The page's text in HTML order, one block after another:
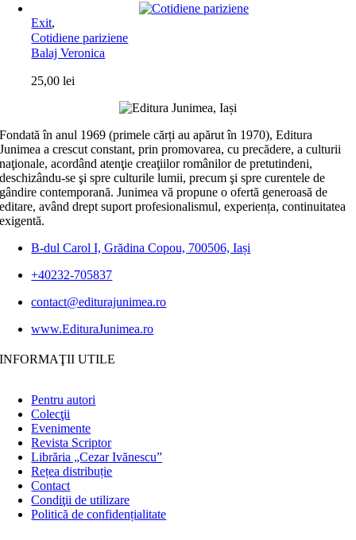
Exit,
Cotidiene pariziene
Balaj Veronica
25,00lei
Fondată în anul 1969 (primele cărți au apărut în 1970), Editura
Junimea a crescut constant, prin promovarea, cu precădere, a culturii
naţionale, acordând atenţie creaţiilor românilor de pretutindeni,
deschizându-se şi spre culturile lumii, precum şi spre curentele de
gândire contemporană. Junimea vă propune o ofertă generoasă de
editare, având drept suport profesionalismul, experiența, continuitatea
exigentă.
B-dul Carol I, Grădina Copou, 700506, Iași
+40232-705837
contact@editurajunimea.ro
www.EdituraJunimea.ro
INFORMAŢII UTILE
Pentru autori
Colecţii
Evenimente
Revista Scriptor
Librăria „Cezar Ivănescu”
Rețea distribuție
Contact
Condiţii de utilizare
Politică de confidențialitate